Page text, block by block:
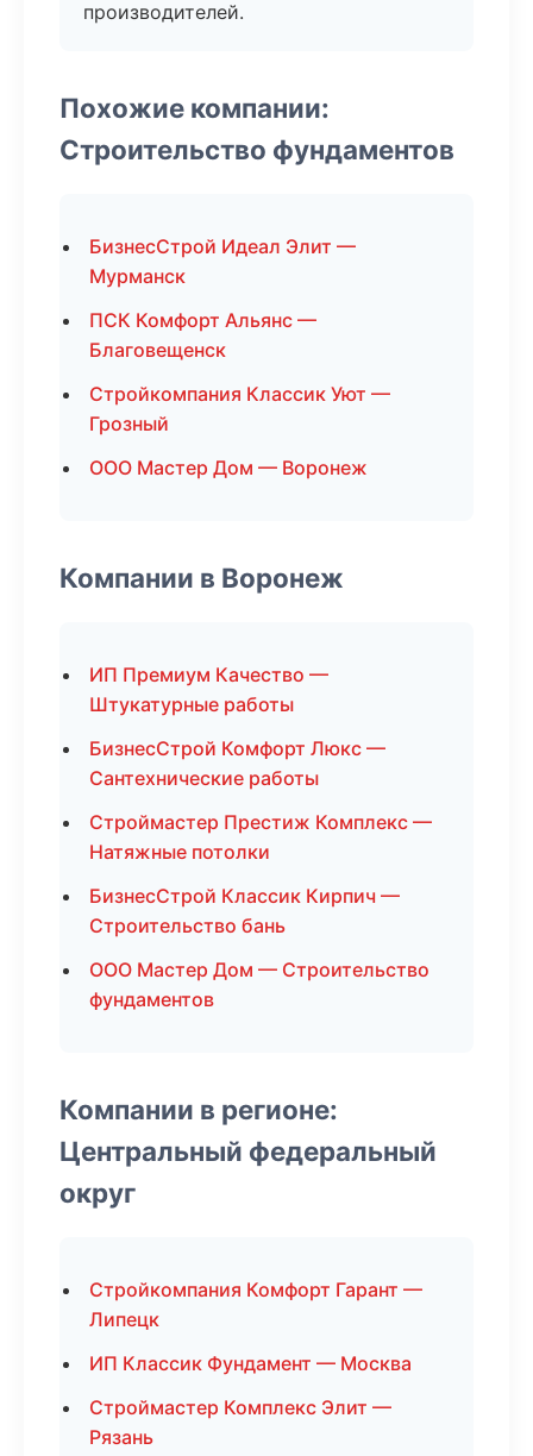
производителей.
Похожие компании:
Строительство фундаментов
БизнесСтрой Идеал Элит —
Мурманск
ПСК Комфорт Альянс —
Благовещенск
Стройкомпания Классик Уют —
Грозный
ООО Мастер Дом — Воронеж
Компании в Воронеж
ИП Премиум Качество —
Штукатурные работы
БизнесСтрой Комфорт Люкс —
Сантехнические работы
Строймастер Престиж Комплекс —
Натяжные потолки
БизнесСтрой Классик Кирпич —
Строительство бань
ООО Мастер Дом — Строительство
фундаментов
Компании в регионе:
Центральный федеральный
округ
Стройкомпания Комфорт Гарант —
Липецк
ИП Классик Фундамент — Москва
Строймастер Комплекс Элит —
Рязань